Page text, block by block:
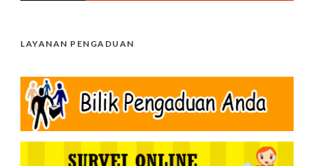
LAYANAN PENGADUAN